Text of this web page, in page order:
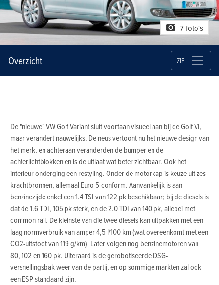
7 foto's
Overzicht ZIE
De "nieuwe" VW Golf Variant sluit voortaan visueel aan bij de Golf VI,
maar verandert nauwelijks. De neus vertoont nu het nieuwe design van
het merk, en achteraan veranderden de bumper en de
achterlichtblokken en is de uitlaat wat beter zichtbaar. Ook het
interieur onderging een restyling. Onder de motorkap is keuze uit zes
krachtbronnen, allemaal Euro 5-conform. Aanvankelijk is aan
benzinezijde enkel een 1.4 TSI van 122 pk beschikbaar; bij de diesels is
dat de 1.6 TDI, 105 pk sterk, en de 2.0 TDI van 140 pk, allebei met
common rail. De kleinste van die twee diesels kan uitpakken met een
laag normverbruik van amper 4,5 l/100 km (wat overeenkomt met een
CO2-uitstoot van 119 g/km). Later volgen nog benzinemotoren van
80, 102 en 160 pk. Uiteraard is de gerobotiseerde DSG-
versnellingsbak weer van de partij, en op sommige markten zal ook
een ESP standaard zijn.